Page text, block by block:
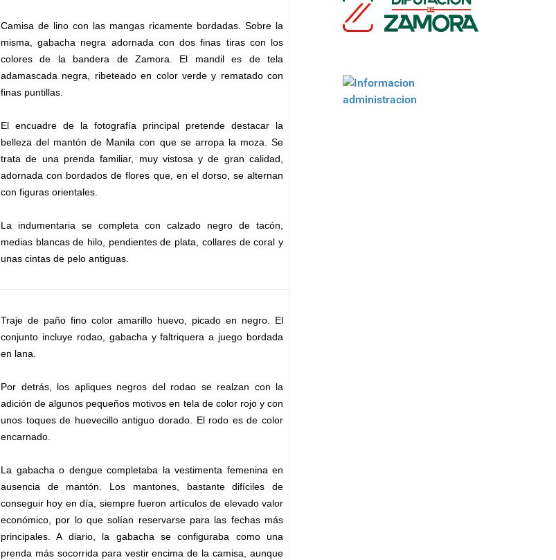
Camisa de lino con las mangas ricamente bordadas. Sobre la
misma, gabacha negra adornada con dos finas tiras con los
colores de la bandera de Zamora. El mandil es de tela
adamascada negra, ribeteado en color verde y rematado con
finas puntillas.
El encuadre de la fotografía principal pretende destacar la
belleza del mantón de Manila con que se arropa la moza. Se
trata de una prenda familiar, muy vistosa y de gran calidad,
adornada con bordados de flores que, en el dorso, se alternan
con figuras orientales.
La indumentaria se completa con calzado negro de tacón,
medias blancas de hilo, pendientes de plata, collares de coral y
unas cintas de pelo antiguas.
Traje de paño fino color amarillo huevo, picado en negro. El
conjunto incluye rodao, gabacha y faltriquera a juego bordada
en lana.
Por detrás, los apliques negros del rodao se realzan con la
adición de algunos pequeños motivos en tela de color rojo y con
unos toques de huevecillo antiguo dorado. El rodo es de color
encarnado.
La gabacha o dengue completaba la vestimenta femenina en
ausencia de mantón. Los mantones, bastante difíciles de
conseguir hoy en día, siempre fueron artículos de elevado valor
económico, por lo que solían reservarse para las fechas más
principales. A diario, la gabacha se confi­guraba como una
prenda más socorrida para vestir encima de la camisa, aunque